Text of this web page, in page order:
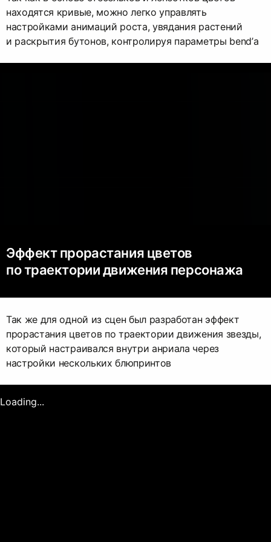
находятся кривые, можно легко управлять
настройками анимаций роста, увядания растений
и раскрытия бутонов, контролируя параметры bend’а
Эффект прорастания цветов
по траектории движения персонажа
Так же для одной из сцен был разработан эффект
прорастания цветов по траектории движения звезды,
который настраивался внутри анриала через
настройки нескольких блюпринтов
Loading...